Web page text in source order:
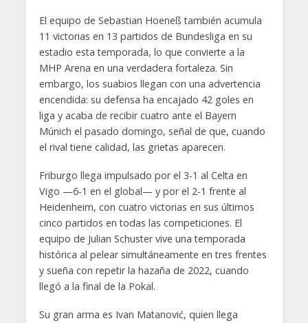
El equipo de Sebastian Hoeneß también acumula
11 victorias en 13 partidos de Bundesliga en su
estadio esta temporada, lo que convierte a la
MHP Arena en una verdadera fortaleza. Sin
embargo, los suabios llegan con una advertencia
encendida: su defensa ha encajado 42 goles en
liga y acaba de recibir cuatro ante el Bayern
Múnich el pasado domingo, señal de que, cuando
el rival tiene calidad, las grietas aparecen.
Friburgo llega impulsado por el 3-1 al Celta en
Vigo —6-1 en el global— y por el 2-1 frente al
Heidenheim, con cuatro victorias en sus últimos
cinco partidos en todas las competiciones. El
equipo de Julian Schuster vive una temporada
histórica al pelear simultáneamente en tres frentes
y sueña con repetir la hazaña de 2022, cuando
llegó a la final de la Pokal.
Su gran arma es Ivan Matanović, quien llega